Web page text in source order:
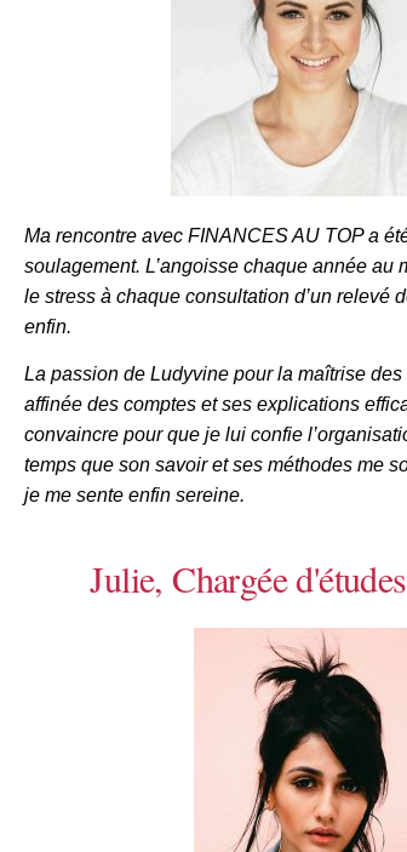
Ma rencontre avec FINANCES AU TOP a
soulagement. L’angoisse chaque année au
le stress à chaque consultation d’un relevé
enfin.
La passion de Ludyvine pour la maîtrise
affinée des comptes et ses explications
convaincre pour que je lui confie
temps que son savoir et ses méthodes me
je me sente enfin sereine.
Julie, Chargée